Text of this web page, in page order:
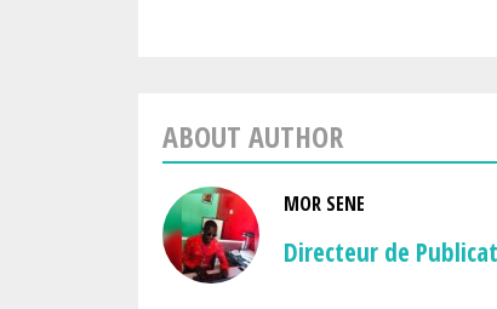
ABOUT AUTHOR
MOR SENE
Directeur de